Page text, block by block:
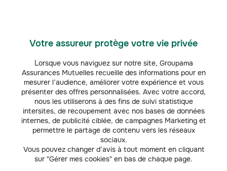
Votre assureur protège votre vie privée
Lorsque vous naviguez sur notre site, Groupama
Assurances Mutuelles recueille des informations pour en
mesurer l’audience, améliorer votre expérience et vous
présenter des offres personnalisées. Avec votre accord,
nous les utiliserons à des fins de suivi statistique
intersites, de recoupement avec nos bases de données
internes, de publicité ciblée, de campagnes Marketing et
permettre le partage de contenu vers les réseaux
sociaux.
Vous pouvez changer d’avis à tout moment en cliquant
sur "Gérer mes cookies" en bas de chaque page.
Repliez les rétroviseurs dès que vous vous garez ;
Installez des films anti-graffitis ;
Si vous voyez quelqu’un s’attarder de manière anormale dans le
secteur, vous pouvez demander aux autorités ou à des
organisations comme Voisins Vigilants et Solidaires s’il est possible
d’effectuer des rondes fréquentes ;